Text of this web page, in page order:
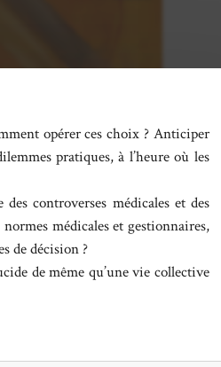
opérer ces choix ? Anticiper
pratiques, à l’heure où les
controverses médicales et des
médicales et gestionnaires,
de décision ?
de même qu’une vie collective